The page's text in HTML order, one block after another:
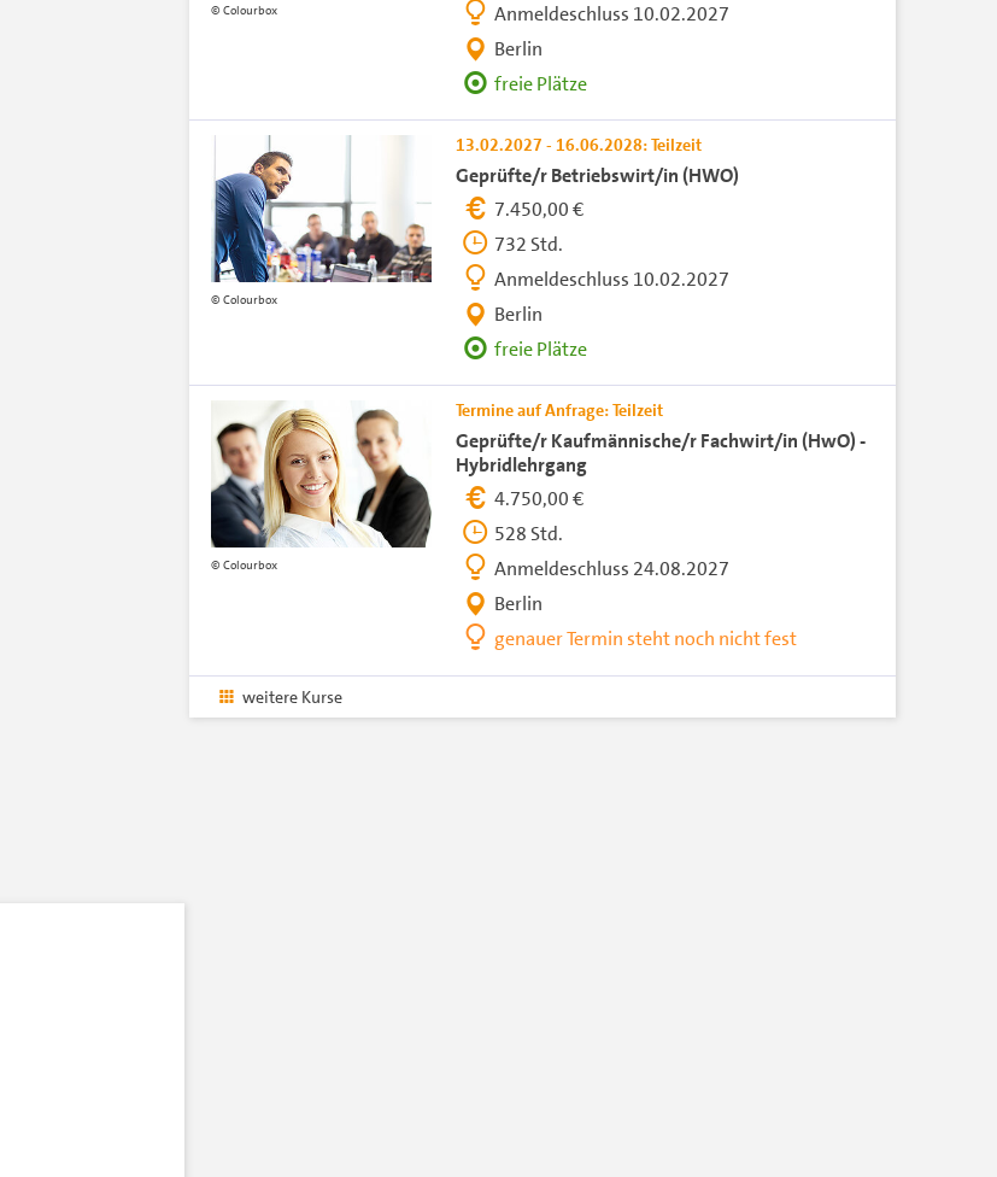
Colourbox
Anmeldeschluss 10.02.2027
Berlin
freie Plätze
Colourbox
13.02.2027 - 16.06.2028: Teilzeit
Geprüfte/r Betriebswirt/in (HWO)
7.450,00 €
732 Std.
Anmeldeschluss 10.02.2027
Berlin
freie Plätze
Colourbox
Termine auf Anfrage: Teilzeit
Geprüfte/r Kaufmännische/r Fachwirt/in (HwO) -
Hybridlehrgang
4.750,00 €
528 Std.
Anmeldeschluss 24.08.2027
Berlin
genauer Termin steht noch nicht fest
weitere Kurse